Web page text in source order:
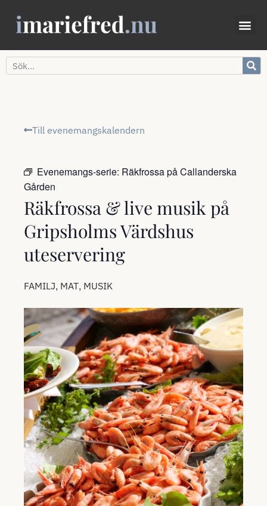
Till evenemangskalendern
Evenemangs-serie: Räkfrossa på Callanderska
Gården
Räkfrossa & live musik på
Gripsholms Värdshus
uteservering
FAMILJ, MAT, MUSIK